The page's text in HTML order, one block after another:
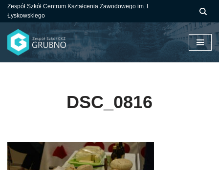
do
treści
Zespół Szkół Centrum Kształcenia Zawodowego im. I.
Łyskowskiego
DSC_0816